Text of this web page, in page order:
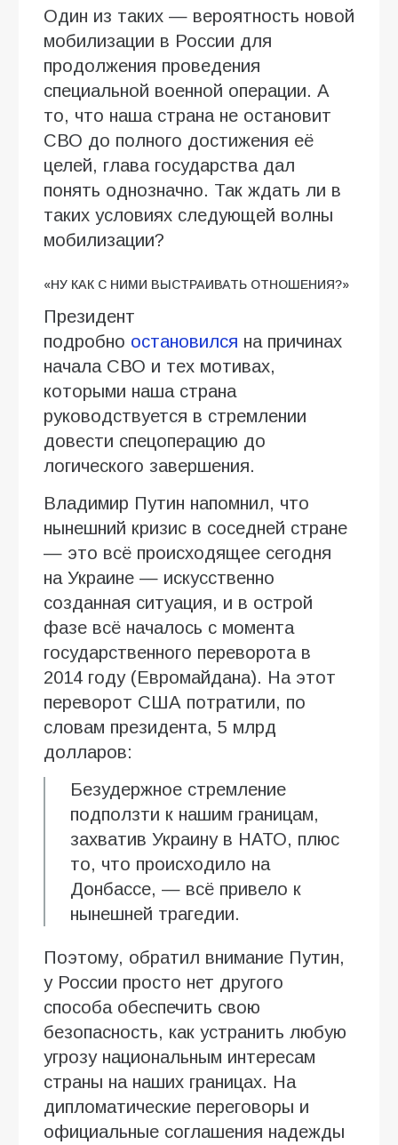
Один из таких — вероятность новой
мобилизации в России для
продолжения проведения
специальной военной операции. А
то, что наша страна не остановит
СВО до полного достижения её
целей, глава государства дал
понять однозначно. Так ждать ли в
таких условиях следующей волны
мобилизации?
«НУ КАК С НИМИ ВЫСТРАИВАТЬ ОТНОШЕНИЯ?»
Президент
подробно остановился на причинах
начала СВО и тех мотивах,
которыми наша страна
руководствуется в стремлении
довести спецоперацию до
логического завершения.
Владимир Путин напомнил, что
нынешний кризис в соседней стране
— это всё происходящее сегодня
на Украине — искусственно
созданная ситуация, и в острой
фазе всё началось с момента
государственного переворота в
2014 году (Евромайдана). На этот
переворот США потратили, по
словам президента, 5 млрд
долларов:
Безудержное стремление
подползти к нашим границам,
захватив Украину в НАТО, плюс
то, что происходило на
Донбассе, — всё привело к
нынешней трагедии.
Поэтому, обратил внимание Путин,
у России просто нет другого
способа обеспечить свою
безопасность, как устранить любую
угрозу национальным интересам
страны на наших границах. На
дипломатические переговоры и
официальные соглашения надежды